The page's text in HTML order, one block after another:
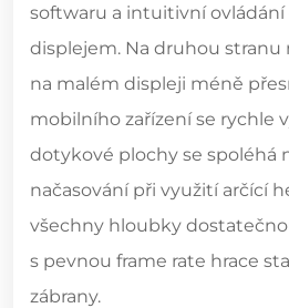
softwaru a intuitivní
displejem. Na druhou stranu
na malém displeji méně
mobilního zařízení se rychle
dotykové plochy se spoléhá
načasování při využití arčící
všechny hloubky
s pevnou frame rate hrace
zábrany.